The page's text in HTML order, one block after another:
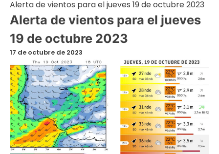
Alerta de vientos para el jueves 19 de octubre 2023
Alerta de vientos para el jueves
19 de octubre 2023
17 de octubre de 2023